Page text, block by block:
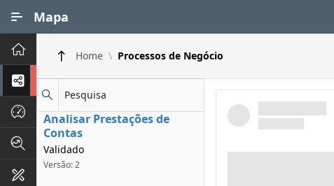
Mapa
Processos de Negócios
Dados INPI
Home Processos de Negócio
Pesquisa
Analisar Prestações de
Contas
Validado
Versão: 2